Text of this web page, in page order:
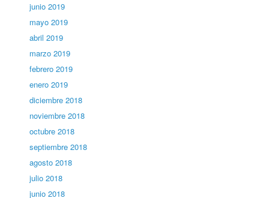
junio 2019
mayo 2019
abril 2019
marzo 2019
febrero 2019
enero 2019
diciembre 2018
noviembre 2018
octubre 2018
septiembre 2018
agosto 2018
julio 2018
junio 2018